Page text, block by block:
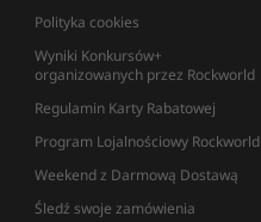
Polityka cookies
Wyniki Konkursów+
organizowanych przez Rockworld
Regulamin Karty Rabatowej
Program Lojalnościowy Rockworld
Weekend z Darmową Dostawą
Śledź swoje zamówienia